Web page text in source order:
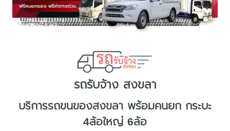
รถรับจ้าง สงขลา
บริการรถขนของสงขลา พร้อมคนยก กระบะ
4ล้อใหญ่ 6ล้อ